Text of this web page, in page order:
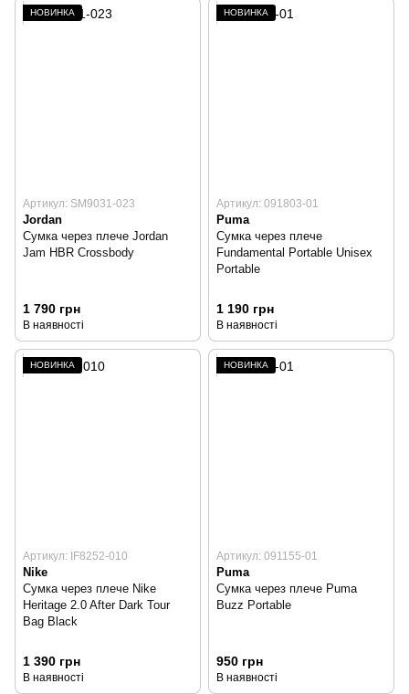
НОВИНКА
Артикул: SM9031-023
Jordan
Сумка через плече Jordan
Jam HBR Crossbody
1 790 грн
В наявності
НОВИНКА
Артикул: 091803-01
Puma
Сумка через плече
Fundamental Portable Unisex
Portable
1 190 грн
В наявності
НОВИНКА
Артикул: IF8252-010
Nike
Сумка через плече Nike
Heritage 2.0 After Dark Tour
Bag Black
1 390 грн
В наявності
НОВИНКА
Артикул: 091155-01
Puma
Сумка через плече Puma
Buzz Portable
950 грн
В наявності